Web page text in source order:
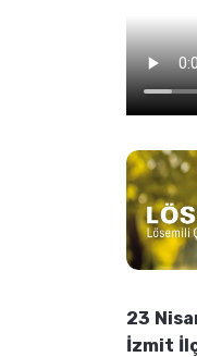
23
İzmit